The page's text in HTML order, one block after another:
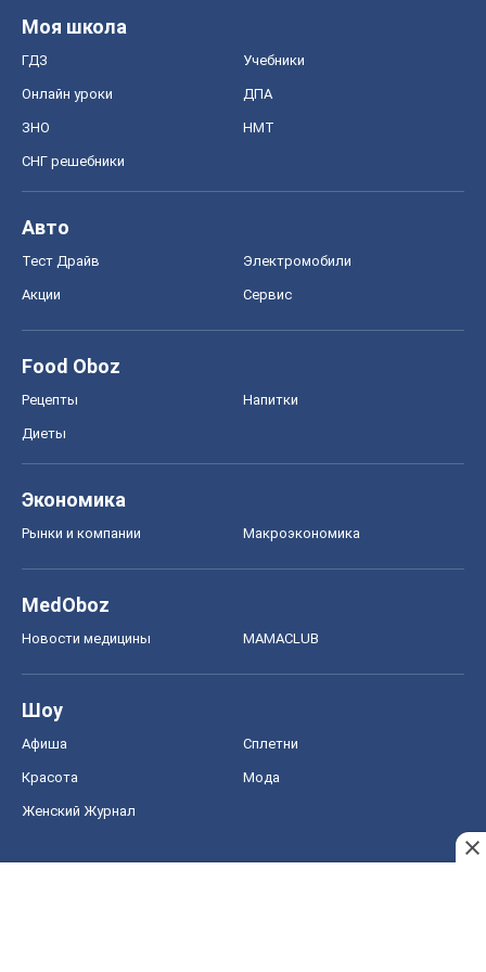
Моя школа
ГДЗ Учебники
Онлайн уроки ДПА
ЗНО НМТ
СНГ решебники
Авто
Тест Драйв Электромобили
Акции Сервис
Food Oboz
Рецепты Напитки
Диеты
Экономика
Рынки и компании Mакроэкономика
MedOboz
Новости медицины MAMACLUB
Шоу
Афиша Сплетни
Красота Мода
Женский Журнал